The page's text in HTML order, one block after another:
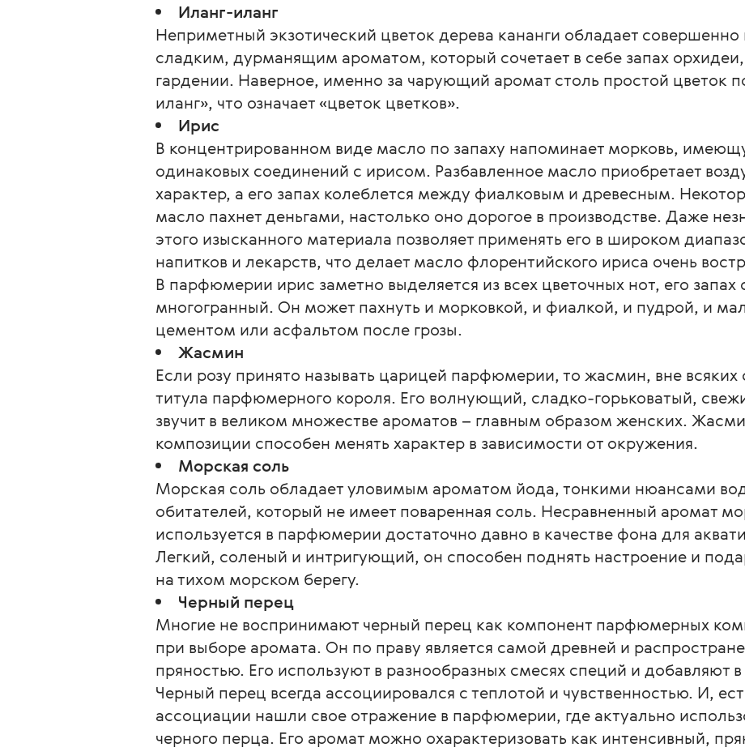
Иланг-иланг
Неприметный экзотический цветок дерева кананги обладает
сладким, дурманящим ароматом, который сочетает в себе запах
гардении. Наверное, именно за чарующий аромат столь простой цветок
иланг», что означает «цветок цветков».
Ирис
В концентрированном виде масло по запаху напоминает морковь,
одинаковых соединений с ирисом. Разбавленное масло приобретает
характер, а его запах колеблется между фиалковым и древесным.
масло пахнет деньгами, настолько оно дорогое в производстве. Даже
этого изысканного материала позволяет применять его в широком
напитков и лекарств, что делает масло флорентийского ириса очень
В парфюмерии ирис заметно выделяется из всех цветочных нот, его
многогранный. Он может пахнуть и морковкой, и фиалкой, и пудрой, и
цементом или асфальтом после грозы.
Жасмин
Если розу принято называть царицей парфюмерии, то жасмин, вне
титула парфюмерного короля. Его волнующий, сладко-горьковатый,
звучит в великом множестве ароматов – главным образом женских.
композиции способен менять характер в зависимости от окружения.
Морская соль
Морская соль обладает уловимым ароматом йода, тонкими нюансами
обитателей, который не имеет поваренная соль. Несравненный аромат
используется в парфюмерии достаточно давно в качестве фона для
Легкий, соленый и интригующий, он способен поднять настроение и
на тихом морском берегу.
Черный перец
Многие не воспринимают черный перец как компонент парфюмерных
при выборе аромата. Он по праву является самой древней и
пряностью. Его используют в разнообразных смесях специй и добавляют
Черный перец всегда ассоциировался с теплотой и чувственностью. И,
ассоциации нашли свое отражение в парфюмерии, где актуально
черного перца. Его аромат можно охарактеризовать как интенсивный,